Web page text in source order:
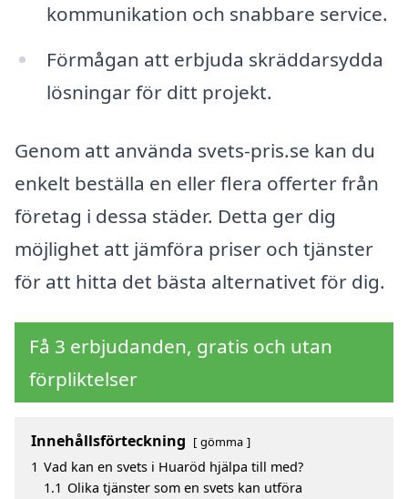
kommunikation och snabbare service.
Förmågan att erbjuda skräddarsydda
lösningar för ditt projekt.
Genom att använda svets-pris.se kan du
enkelt beställa en eller flera offerter från
företag i dessa städer. Detta ger dig
möjlighet att jämföra priser och tjänster
för att hitta det bästa alternativet för dig.
Få 3 erbjudanden, gratis och utan
förpliktelser
Innehållsförteckning gömma
1 Vad kan en svets i Huaröd hjälpa till med?
1.1 Olika tjänster som en svets kan utföra